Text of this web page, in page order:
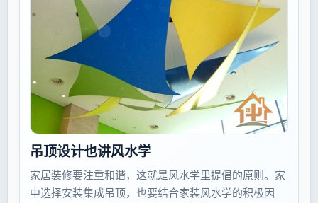
吊顶设计也讲风水学
家居装修要注重和谐，这就是风水学里提倡的原则。家
中选择安装集成吊顶，也要结合家装风水学的积极因